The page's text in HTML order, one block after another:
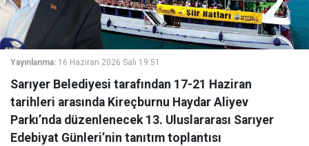
Yayınlanma: 16 Haziran 2026 Salı 19:51
Sarıyer Belediyesi tarafından 17-21 Haziran
tarihleri arasında Kireçburnu Haydar Aliyev
Parkı’nda düzenlenecek 13. Uluslararası Sarıyer
Edebiyat Günleri’nin tanıtım toplantısı